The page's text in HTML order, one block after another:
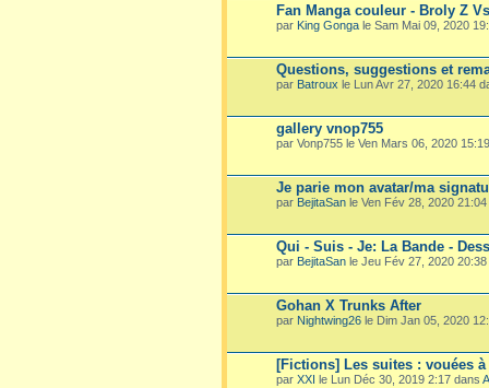
Fan Manga couleur - Broly Z
par King Gonga le Sam Mai 09, 2020
Questions, suggestions et
par Batroux le Lun Avr 27, 2020 16:44
gallery vnop755
par Vonp755 le Ven Mars 06, 2020
Je parie mon avatar/ma
par BejitaSan le Ven Fév 28, 2020
Qui - Suis - Je: La Bande -
par BejitaSan le Jeu Fév 27, 2020
Gohan X Trunks After
par Nightwing26 le Dim Jan 05, 2020
[Fictions] Les suites : vouées
par XXI le Lun Déc 30, 2019 2:17 dans